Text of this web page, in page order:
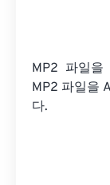
MP2 파일을
MP2 파일을
다.